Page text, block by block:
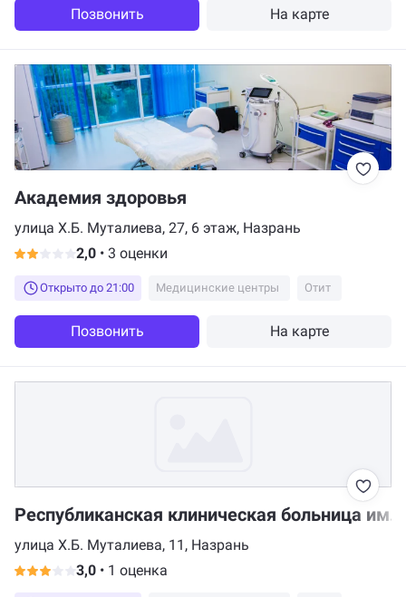
Позвонить На карте
Академия здоровья
улица Х.Б. Муталиева, 27, 6 этаж, Назрань
2,0 • 3 оценки
Открыто до 21:00 Медицинские центры Отит
Позвонить На карте
Республиканская клиническая больница
улица Х.Б. Муталиева, 11, Назрань
3,0 • 1 оценка